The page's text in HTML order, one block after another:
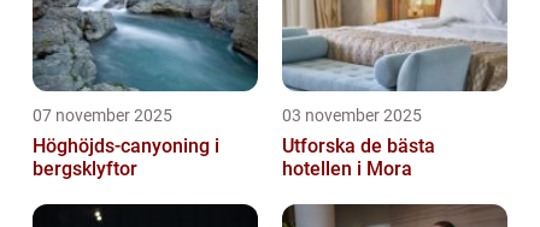
07 november 2025
Höghöjds-canyoning i
bergsklyftor
03 november 2025
Utforska de bästa
hotellen i Mora